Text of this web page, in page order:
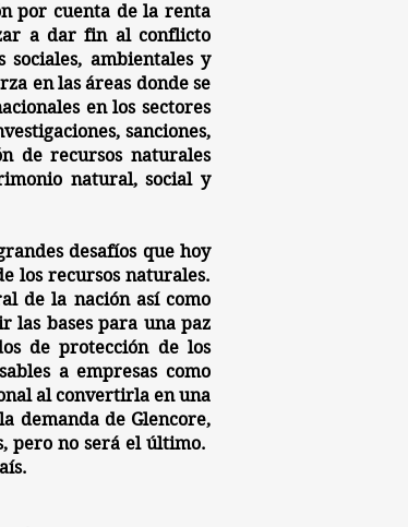
por cuenta de la renta
a dar fin al conflicto
ambientales y
en las áreas donde se
en los sectores
sanciones,
de recursos naturales
natural, social y
desafíos que hoy
los recursos naturales.
de la nación así como
las bases para una paz
de protección de los
a empresas como
al convertirla en una
demanda de Glencore,
pero no será el último.